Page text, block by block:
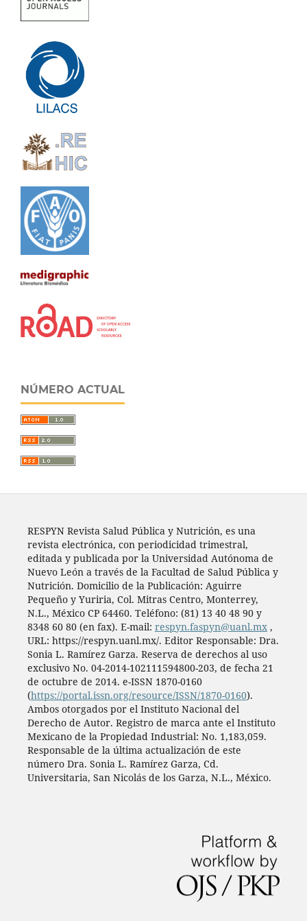
NÚMERO ACTUAL
RESPYN Revista Salud Pública y Nutrición, es una
revista electrónica, con periodicidad trimestral,
editada y publicada por la Universidad Autónoma de
Nuevo León a través de la Facultad de Salud Pública y
Nutrición. Domicilio de la Publicación: Aguirre
Pequeño y Yuriria, Col. Mitras Centro, Monterrey,
N.L., México CP 64460. Teléfono: (81) 13 40 48 90 y
8348 60 80 (en fax). E-mail: respyn.faspyn@uanl.mx,
URL: https://respyn.uanl.mx/. Editor Responsable: Dra.
Sonia L. Ramírez Garza. Reserva de derechos al uso
exclusivo No. 04-2014-102111594800-203, de fecha 21
de octubre de 2014. e-ISSN 1870-0160
(https://portal.issn.org/resource/ISSN/1870-0160).
Ambos otorgados por el Instituto Nacional del
Derecho de Autor. Registro de marca ante el Instituto
Mexicano de la Propiedad Industrial: No. 1,183,059.
Responsable de la última actualización de este
número Dra. Sonia L. Ramírez Garza, Cd.
Universitaria, San Nicolás de los Garza, N.L., México.